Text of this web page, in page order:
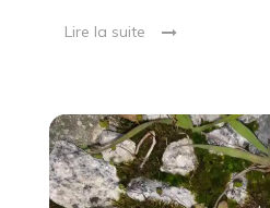
Lire la suite